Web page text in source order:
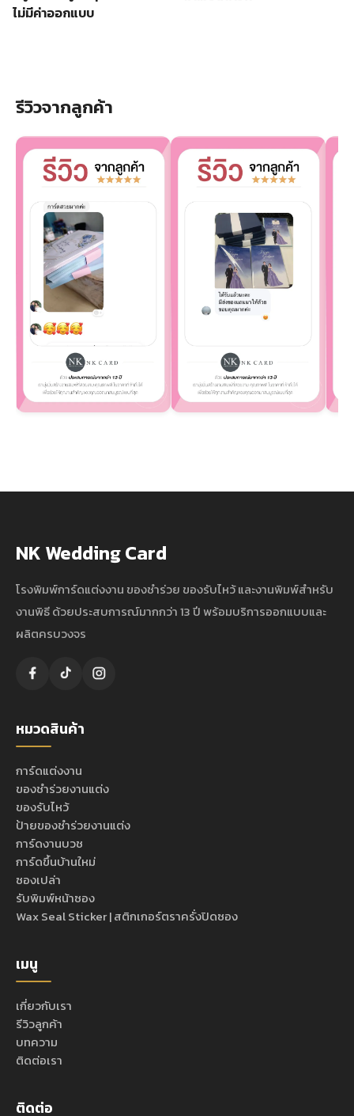
ไม่มีค่าออกแบบ
รีวิวจากลูกค้า
NK Wedding Card
โรงพิมพ์การ์ดแต่งงาน ของชำร่วย ของรับไหว้ และงานพิมพ์สำหรับ
งานพิธี ด้วยประสบการณ์มากกว่า 13 ปี พร้อมบริการออกแบบและ
ผลิตครบวงจร
หมวดสินค้า
การ์ดแต่งงาน
ของชำร่วยงานแต่ง
ของรับไหว้
ป้ายของชำร่วยงานแต่ง
การ์ดงานบวช
การ์ดขึ้นบ้านใหม่
ซองเปล่า
รับพิมพ์หน้าซอง
Wax Seal Sticker | สติกเกอร์ตราครั่งปิดซอง
เมนู
เกี่ยวกับเรา
รีวิวลูกค้า
บทความ
ติดต่อเรา
ติดต่อ